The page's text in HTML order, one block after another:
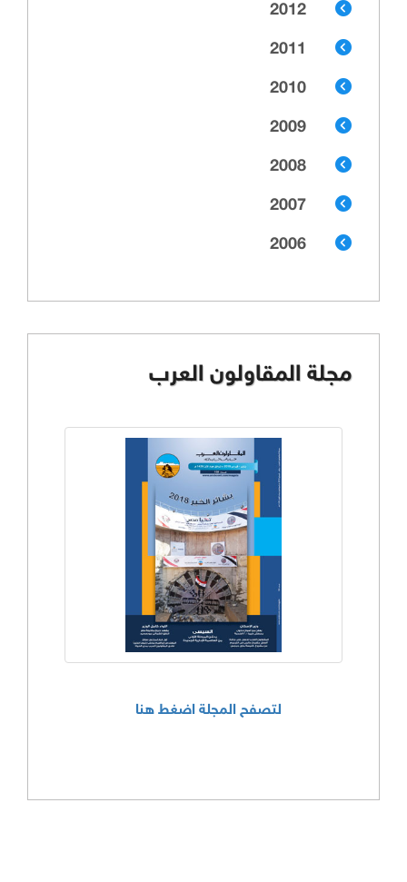
2012
2011
2010
2009
2008
2007
2006
مجلة المقاولون العرب
لتصفح المجلة اضغط هنا